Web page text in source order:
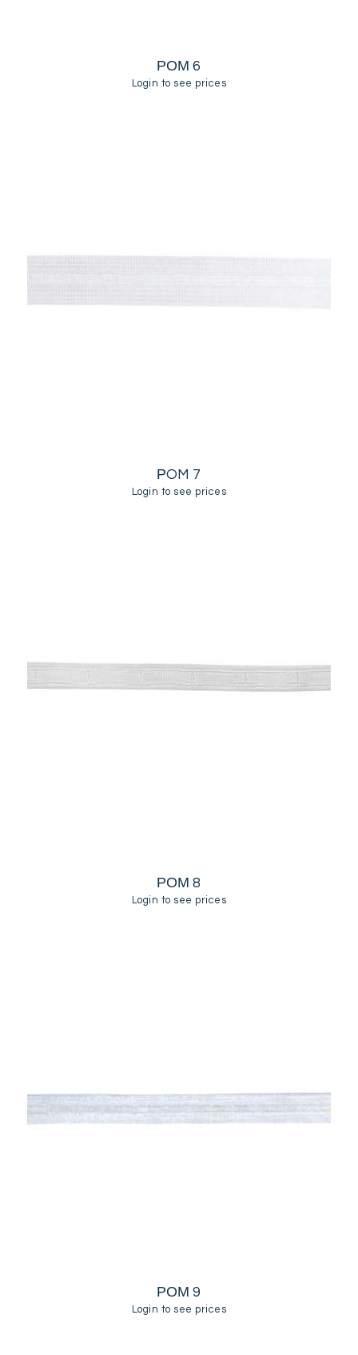
ΡΟΜ 6
Login to see prices
ΡOM 7
Login to see prices
ΡΟΜ 8
Login to see prices
ΡΟΜ 9
Login to see prices